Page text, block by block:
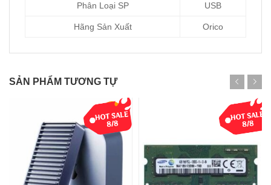
Phân Loại SP USB
Hãng Sản Xuất Orico
SẢN PHẨM TƯƠNG TỰ
-21%